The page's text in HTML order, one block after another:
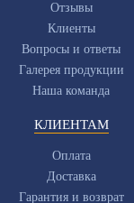
Отзывы
Клиенты
Вопросы и ответы
Галерея продукции
Наша команда
КЛИЕНТАМ
Оплата
Доставка
Гарантия и возврат